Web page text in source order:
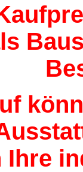
Ihre